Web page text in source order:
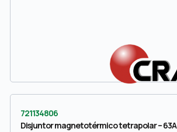
721134806
Disjuntor magnetotérmico tetrapolar – 63A